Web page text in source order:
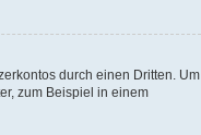
durch einen Dritten. Um
zum Beispiel in einem